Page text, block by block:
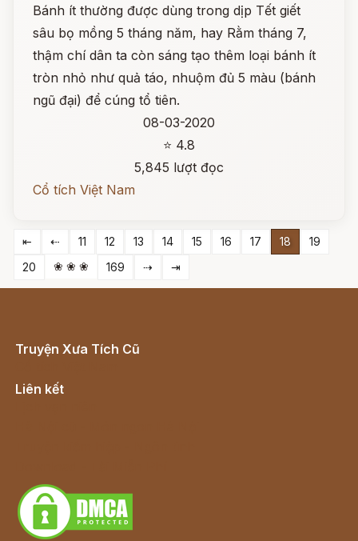
Bánh ít thường được dùng trong dịp Tết giết
sâu bọ mồng 5 tháng năm, hay Rằm tháng 7,
thậm chí dân ta còn sáng tạo thêm loại bánh ít
tròn nhỏ như quả táo, nhuộm đủ 5 màu (bánh
ngũ đại) để cúng tổ tiên.
08-03-2020
⭐ 4.8
5,845 lượt đọc
Cổ tích Việt Nam
⇤ ⇠ 11 12 13 14 15 16 17 18
19
20
❀ ❀ ❀ 169 ⇢ ⇥
Truyện Xưa Tích Cũ
Liên kết